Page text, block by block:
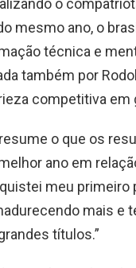
o
mesmo ano, o
técnica e
também por
competitiva em
o que os
ano em
meu primeiro
mais e
títulos.”